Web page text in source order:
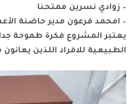
– زوادي نسرين ممتحنا
– امحمد فرعون مدير حاضنة
يعتبر المشروع فكرة طموحة
الطبيعية للافراد اللذين